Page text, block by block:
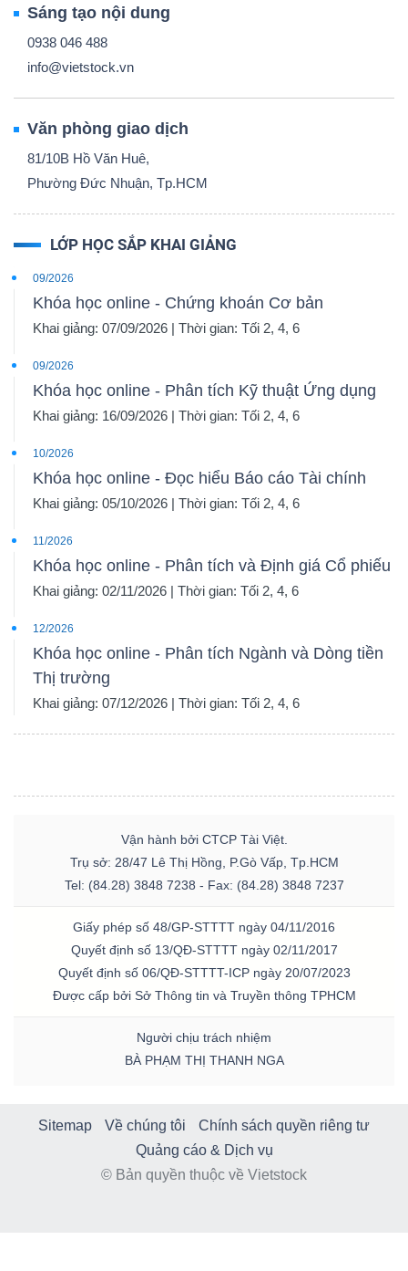
Sáng tạo nội dung
0938 046 488
info@vietstock.vn
Văn phòng giao dịch
81/10B Hồ Văn Huê,
Phường Đức Nhuận, Tp.HCM
LỚP HỌC SẮP KHAI GIẢNG
09/2026
Khóa học online - Chứng khoán Cơ bản
Khai giảng: 07/09/2026 | Thời gian: Tối 2, 4, 6
09/2026
Khóa học online - Phân tích Kỹ thuật Ứng dụng
Khai giảng: 16/09/2026 | Thời gian: Tối 2, 4, 6
10/2026
Khóa học online - Đọc hiểu Báo cáo Tài chính
Khai giảng: 05/10/2026 | Thời gian: Tối 2, 4, 6
11/2026
Khóa học online - Phân tích và Định giá Cổ phiếu
Khai giảng: 02/11/2026 | Thời gian: Tối 2, 4, 6
12/2026
Khóa học online - Phân tích Ngành và Dòng tiền
Thị trường
Khai giảng: 07/12/2026 | Thời gian: Tối 2, 4, 6
Vận hành bởi CTCP Tài Việt.
Trụ sở: 28/47 Lê Thị Hồng, P.Gò Vấp, Tp.HCM
Tel: (84.28) 3848 7238 - Fax: (84.28) 3848 7237
Giấy phép số 48/GP-STTTT ngày 04/11/2016
Quyết định số 13/QĐ-STTTT ngày 02/11/2017
Quyết định số 06/QĐ-STTTT-ICP ngày 20/07/2023
Được cấp bởi Sở Thông tin và Truyền thông TPHCM
Người chịu trách nhiệm
BÀ PHẠM THỊ THANH NGA
Sitemap Về chúng tôi
Chính sách quyền riêng tư
Quảng cáo & Dịch vụ
© Bản quyền thuộc về Vietstock